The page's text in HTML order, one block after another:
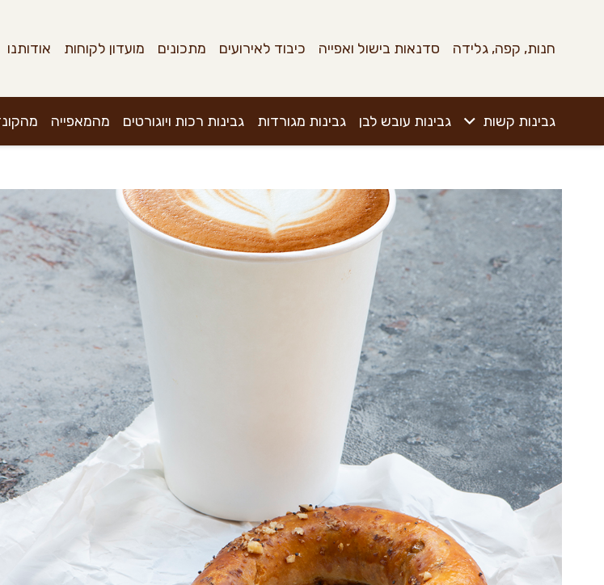
חנות, קפה, גלידה סדנאות בישול ואפייה כיבוד לאירועים מתכונים מועדון לקוחות אודותנו
גבינות קשות גבינות עובש לבן גבינות מגורדות גבינות רכות ויוגורטים מהמאפייה